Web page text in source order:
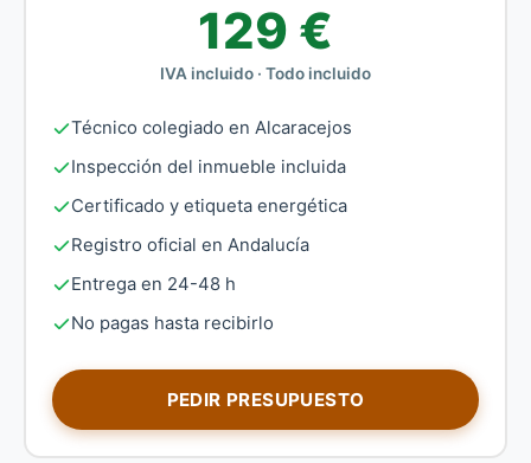
129 €
IVA incluido · Todo incluido
Técnico colegiado en Alcaracejos
Inspección del inmueble incluida
Certificado y etiqueta energética
Registro oficial en Andalucía
Entrega en 24-48 h
No pagas hasta recibirlo
PEDIR PRESUPUESTO